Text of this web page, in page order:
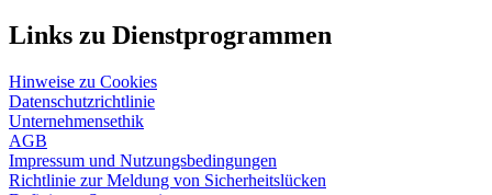
Links zu Dienstprogrammen
Hinweise zu Cookies
Datenschutzrichtlinie
Unternehmensethik
AGB
Impressum und Nutzungsbedingungen
Richtlinie zur Meldung von Sicherheitslücken